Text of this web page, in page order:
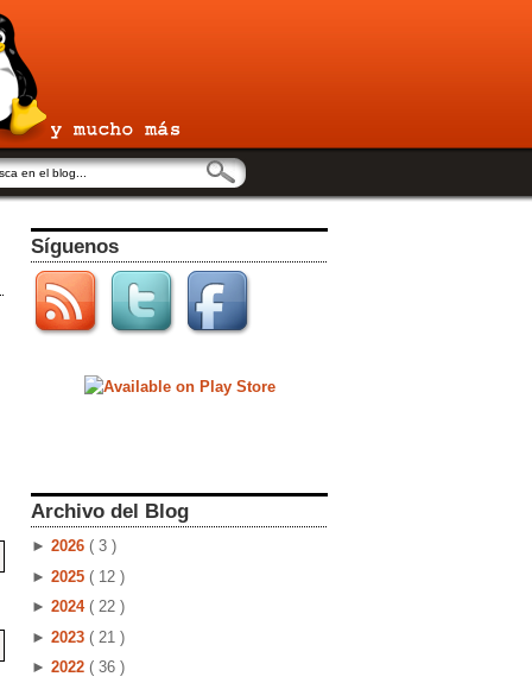
Síguenos
Archivo del Blog
► 2026 ( 3 )
► 2025 ( 12 )
► 2024 ( 22 )
► 2023 ( 21 )
► 2022 ( 36 )